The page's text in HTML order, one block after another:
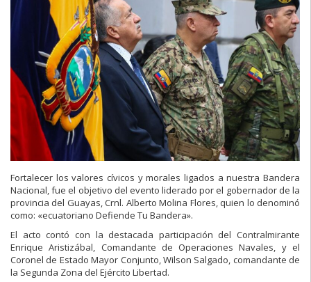
Fortalecer los valores cívicos y morales ligados a nuestra Bandera
Nacional, fue el objetivo del evento liderado por el gobernador de la
provincia del Guayas, Crnl. Alberto Molina Flores, quien lo denominó
como: «ecuatoriano Defiende Tu Bandera».
El acto contó con la destacada participación del Contralmirante
Enrique Aristizábal, Comandante de Operaciones Navales, y el
Coronel de Estado Mayor Conjunto, Wilson Salgado, comandante de
la Segunda Zona del Ejército Libertad.